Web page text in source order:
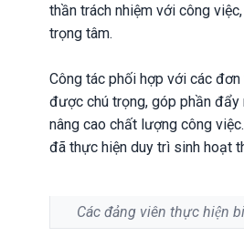
thần trách nhiệm với công
trọng tâm.
Công tác phối hợp với các
được chú trọng, góp phần đẩy
nâng cao chất lượng công
đã thực hiện duy trì sinh hoạt
Các đảng viên thực hiện